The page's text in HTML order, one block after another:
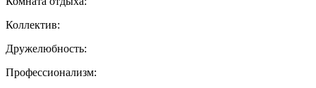
Коллектив:
Дружелюбность:
Профессионализм: